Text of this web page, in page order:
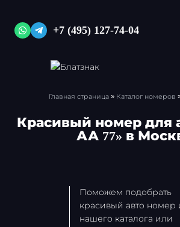
содержимому+7 (495) 127-74-04
Главная страница » Каталог номеров
Красивый номер для
АА 77» в
Поможем подобрать
красивый авто номер
нашего каталога или